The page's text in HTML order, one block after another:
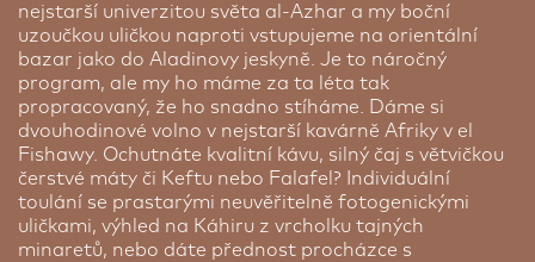
nejstarší univerzitou světa al-Azhar a my boční
uzoučkou uličkou naproti vstupujeme na orientální
bazar jako do Aladinovy jeskyně. Je to náročný
program, ale my ho máme za ta léta tak
propracovaný, že ho snadno stíháme. Dáme si
dvouhodinové volno v nejstarší kavárně Afriky v el
Fishawy. Ochutnáte kvalitní kávu, silný čaj s větvičkou
čerstvé máty či Keftu nebo Falafel? Individuální
toulání se prastarými neuvěřitelně fotogenickými
uličkami, výhled na Káhiru z vrcholku tajných
minaretů, nebo dáte přednost procházce s